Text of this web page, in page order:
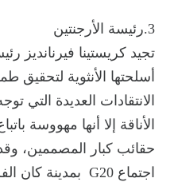
3.رئيسة الأرجنتين
تجيد كريستينا فيرنانديز
أسلحتها الأنثوية لتحقيق
الانتقادات العديدة التي
الأناقة إلا أنها مهووسة
حقائب كبار المصممين،
اجتماع G20 بمدينة كان الفرنسية.